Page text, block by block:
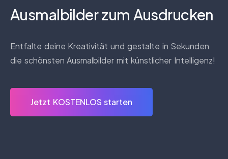
Ausmalbilder zum Ausdrucken
Entfalte deine Kreativität und gestalte in Sekunden
die schönsten Ausmalbilder mit künstlicher Intelligenz!
Jetzt KOSTENLOS starten